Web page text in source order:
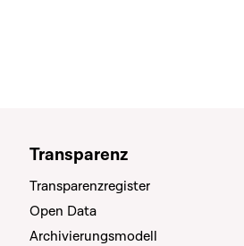
Transparenz
Transparenzregister
Open Data
Archivierungsmodell